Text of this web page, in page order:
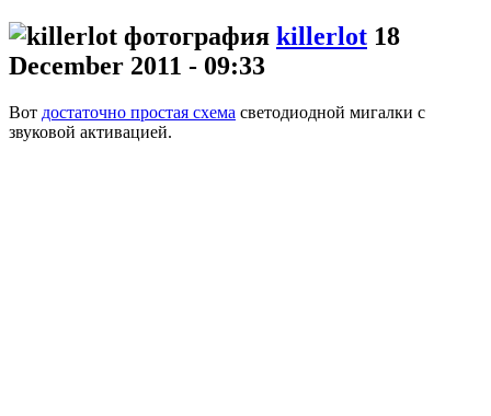
killerlot 18
December 2011 - 09:33
Вот достаточно простая схема светодиодной мигалки с
звуковой активацией.